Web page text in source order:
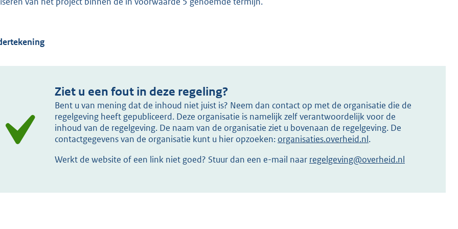
Ziet u een fout in deze regeling?
Bent u van mening dat de inhoud niet juist is? Neem dan contact op met de organisatie die de
regelgeving heeft gepubliceerd. Deze organisatie is namelijk zelf verantwoordelijk voor de
inhoud van de regelgeving. De naam van de organisatie ziet u bovenaan de regelgeving. De
contactgegevens van de organisatie kunt u hier opzoeken: organisaties.overheid.nl.
Werkt de website of een link niet goed? Stuur dan een e-mail naar regelgeving@overheid.nl